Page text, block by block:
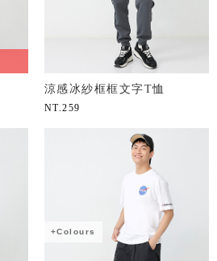
涼感冰紗框框文字T恤
NT.259
+Colours